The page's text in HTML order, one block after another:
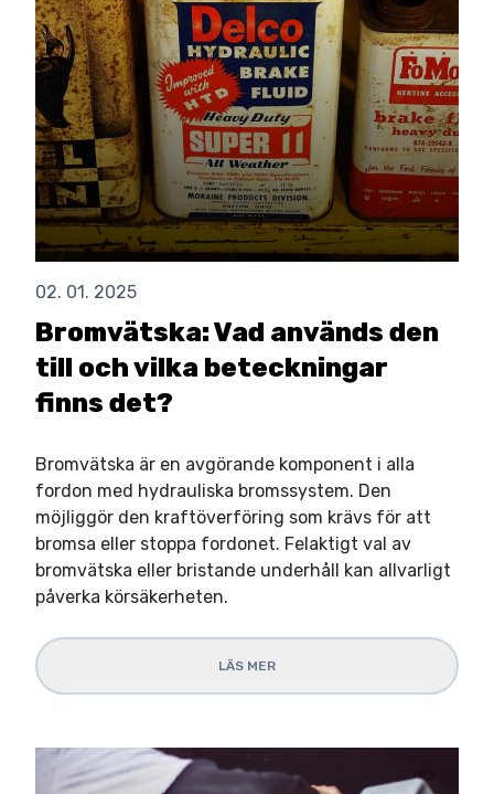
02. 01. 2025
Bromvätska: Vad används den
till och vilka beteckningar
finns det?
Bromvätska är en avgörande komponent i alla
fordon med hydrauliska bromssystem. Den
möjliggör den kraftöverföring som krävs för att
bromsa eller stoppa fordonet. Felaktigt val av
bromvätska eller bristande underhåll kan allvarligt
påverka körsäkerheten.
LÄS MER